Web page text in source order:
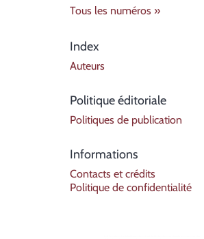
Tous les numéros
Index
Auteurs
Politique éditoriale
Politiques de publication
Informations
Contacts et crédits
Politique de confidentialité